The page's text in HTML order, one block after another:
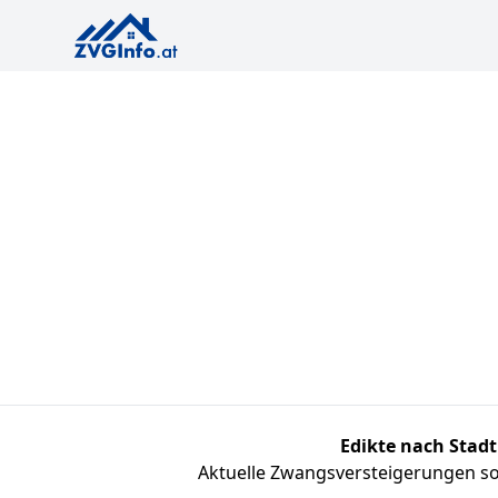
Edikte nach Stadt
Aktuelle Zwangsversteigerungen